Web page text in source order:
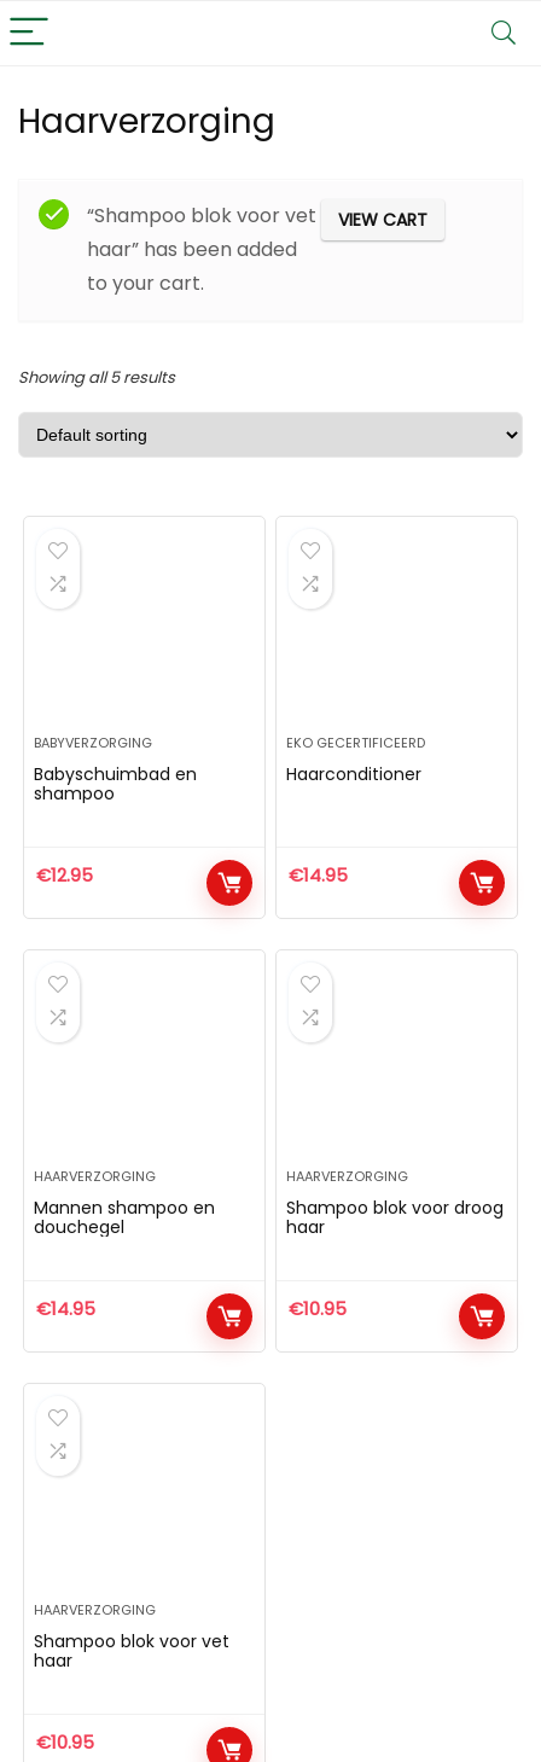
Haarverzorging
VIEW CART
“Shampoo blok voor vet
haar” has been added
to your cart.
Showing all 5 results
BABYVERZORGING
Babyschuimbad en
shampoo
€12.95
EKO GECERTIFICEERD
Haarconditioner
€14.95
HAARVERZORGING
Mannen shampoo en
douchegel
€14.95
HAARVERZORGING
Shampoo blok voor droog
haar
€10.95
HAARVERZORGING
Shampoo blok voor vet
haar
€10.95